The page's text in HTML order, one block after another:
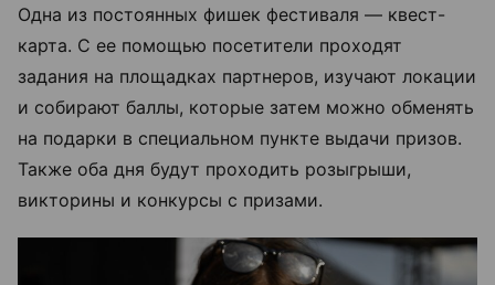
Одна из постоянных фишек фестиваля — квест-
карта. С ее помощью посетители проходят
задания на площадках партнеров, изучают локации
и собирают баллы, которые затем можно обменять
на подарки в специальном пункте выдачи призов.
Также оба дня будут проходить розыгрыши,
викторины и конкурсы с призами.